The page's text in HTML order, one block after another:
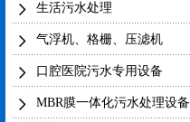
生活污水处理
气浮机、格栅、压滤机
口腔医院污水专用设备
MBR膜一体化污水处理设备